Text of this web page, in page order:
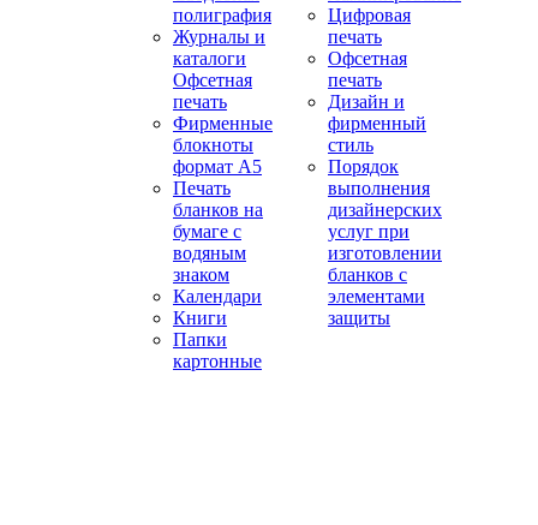
полиграфия
Журналы и
каталоги
Офсетная
печать
Фирменные
блокноты
формат А5
Печать
бланков на
бумаге с
водяным
знаком
Календари
Книги
Папки
картонные
Цифровая
печать
Офсетная
печать
Дизайн и
фирменный
стиль
Порядок
выполнения
дизайнерских
услуг при
изготовлении
бланков с
элементами
защиты